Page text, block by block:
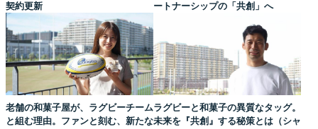
契約更新
ートナーシップの「共創」へ
老舗の和菓子屋が、ラグビーチーム
と組む理由。ファンと刻む、新たな
ラグビーと和菓子の異質なタッグ。
未来を『共創』する秘策とは（シャ